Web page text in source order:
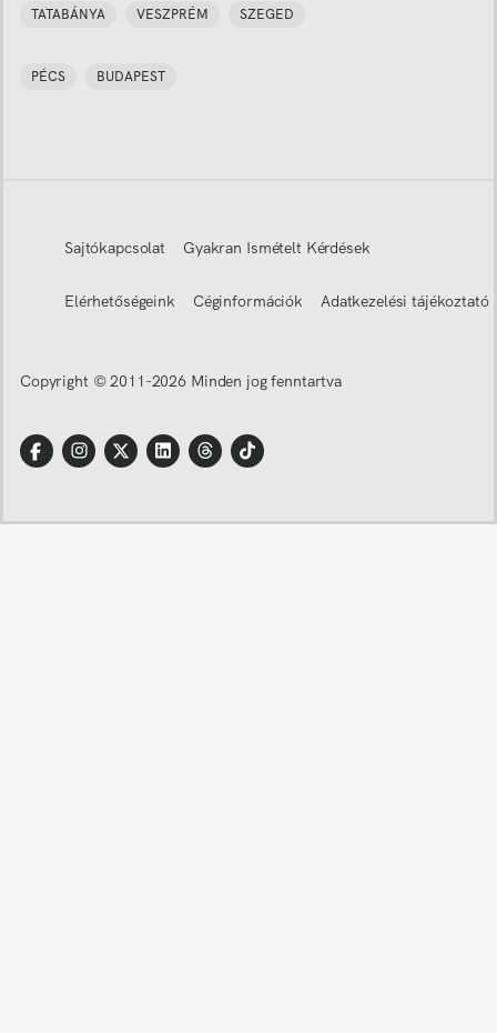
TATABÁNYA VESZPRÉM SZEGED
PÉCS BUDAPEST
Sajtókapcsolat Gyakran Ismételt Kérdések
Elérhetőségeink Céginformációk Adatkezelési tájékoztató
Copyright © 2011-2026 Minden jog fenntartva